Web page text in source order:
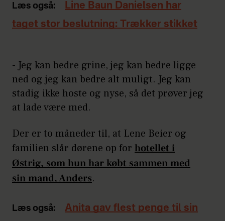
Læs også:
Line Baun Danielsen har
taget stor beslutning: Trækker stikket
- Jeg kan bedre grine, jeg kan bedre ligge
ned og jeg kan bedre alt muligt. Jeg kan
stadig ikke hoste og nyse, så det prøver jeg
at lade være med.
Der er to måneder til, at Lene Beier og
familien slår dørene op for hotellet i
Østrig, som hun har købt sammen med
sin mand, Anders.
Læs også:
Anita gav flest penge til sin